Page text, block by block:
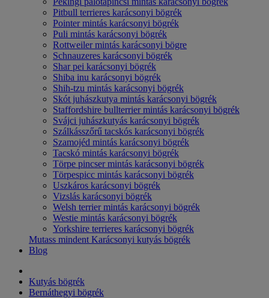
Pitbull terrieres karácsonyi bögrék
Pointer mintás karácsonyi bögrék
Puli mintás karácsonyi bögrék
Rottweiler mintás karácsonyi bögre
Schnauzeres karácsonyi bögrék
Shar pei karácsonyi bögrék
Shiba inu karácsonyi bögrék
Shih-tzu mintás karácsonyi bögrék
Skót juhászkutya mintás karácsonyi bögrék
Staffordshire bullterrier mintás karácsonyi bögrék
Svájci juhászkutyás karácsonyi bögrék
Szálkásszőrű tacskós karácsonyi bögrék
Szamojéd mintás karácsonyi bögrék
Tacskó mintás karácsonyi bögrék
Törpe pincser mintás karácsonyi bögrék
Törpespicc mintás karácsonyi bögrék
Uszkáros karácsonyi bögrék
Vizslás karácsonyi bögrék
Welsh terrier mintás karácsonyi bögrék
Westie mintás karácsonyi bögrék
Yorkshire terrieres karácsonyi bögrék
Mutass mindent Karácsonyi kutyás bögrék
Blog
Kutyás bögrék
Bernáthegyi bögrék